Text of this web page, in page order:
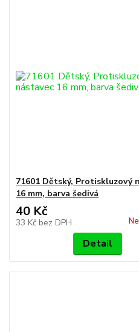
71601 Dětský, Protiskluzový
16 mm, barva šedivá
40 Kč
33 Kč bez DPH
Detail